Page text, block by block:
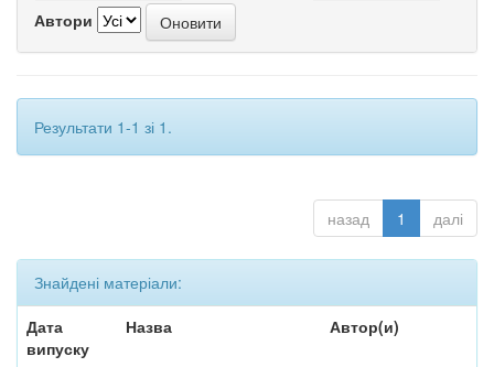
Автори
Результати 1-1 зі 1.
назад 1 далі
Знайдені матеріали:
Дата
випуску
Назва Автор(и)